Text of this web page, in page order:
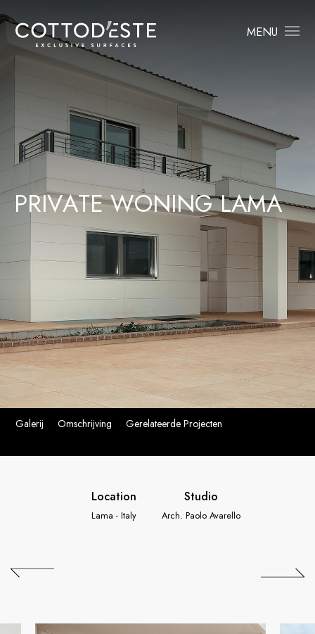
MENU
PRIVATE WONING LAMA
Galerij Omschrijving Gerelateerde Projecten
Location
Lama - Italy
Studio
Arch. Paolo Avarello